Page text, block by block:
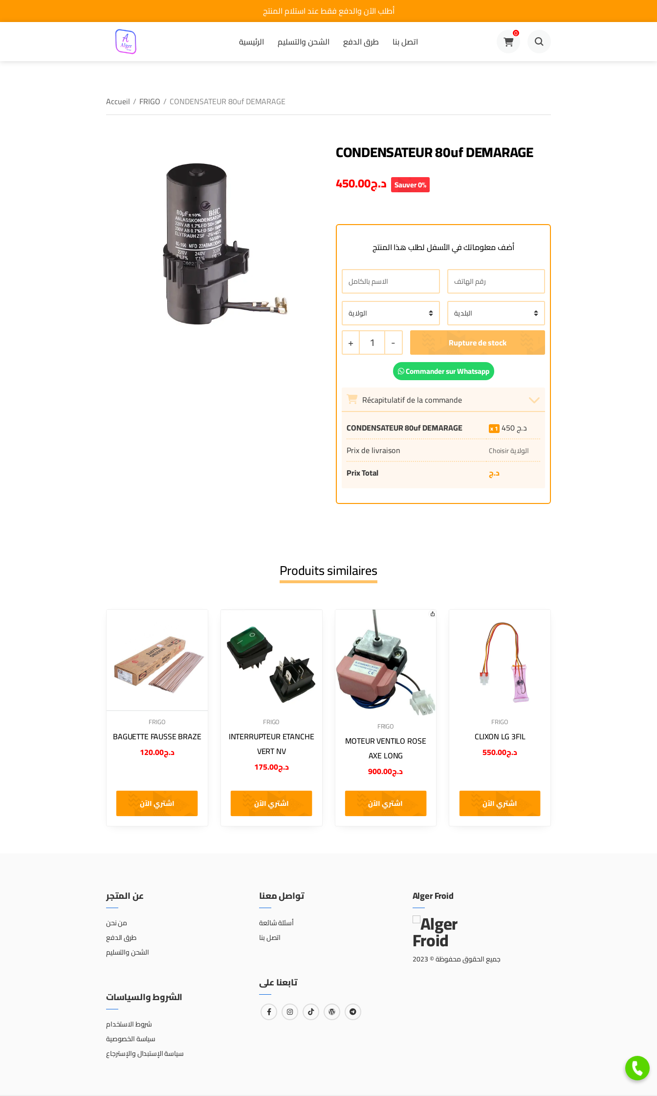
أطلب الآن والدفع فقط عند استلام المنتج
الرئيسية الشحن والتسليم طرق الدفع اتصل بنا
0
Accueil / FRIGO / CONDENSATEUR 80uf DEMARAGE
CONDENSATEUR 80uf DEMARAGE
د.ج450.00 Sauver 0%
أضف معلوماتك في الأسفل لطلب هذا المنتج
+ 1 -
Commander sur Whatsapp
Récapitulatif de la commande
CONDENSATEUR 80uf DEMARAGE
1 450د.ج
Prix de livraison
Choisir الولاية
Prix Total د.ج
Produits similaires
FRIGO
BAGUETTE FAUSSE BRAZE
د.ج120.00
اشتري الآن
FRIGO
INTERRUPTEUR ETANCHE
VERT NV
د.ج175.00
اشتري الآن
FRIGO
MOTEUR VENTILO ROSE
AXE LONG
د.ج900.00
اشتري الآن
FRIGO
CLIXON LG 3FIL
د.ج550.00
اشتري الآن
عن المتجر
من نحن
طرق الدفع
الشحن والتسليم
الشروط والسياسات
شروط الاستخدام
سياسة الخصوصية
سياسة الإستبدال والإسترجاع
تواصل معنا
أسئلة شائعة
اتصل بنا
تابعنا على
Alger Froid
جميع الحقوق محفوظة © 2023